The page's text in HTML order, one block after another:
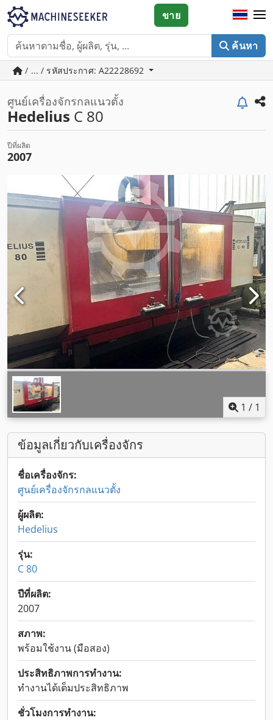
ค้นหา
ขาย
/ ... / รหัสประกาศ: A22228692
ศูนย์เครื่องจักรกลแนวตั้ง
Hedelius C 80
ปีที่ผลิต
2007
1 / 1
ข้อมูลเกี่ยวกับเครื่องจักร
ชื่อเครื่องจักร:
ศูนย์เครื่องจักรกลแนวตั้ง
ผู้ผลิต:
Hedelius
รุ่น:
C 80
ปีที่ผลิต:
2007
สภาพ:
พร้อมใช้งาน (มือสอง)
ประสิทธิภาพการทำงาน:
ทำงานได้เต็มประสิทธิภาพ
ชั่วโมงการทำงาน: